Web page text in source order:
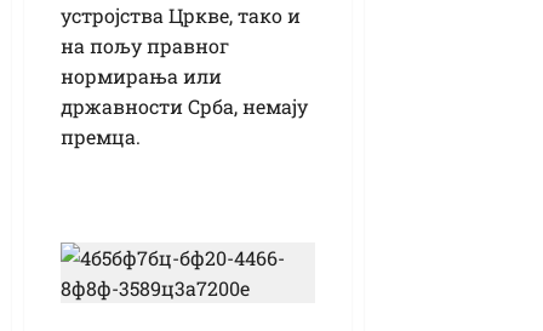
устројства Цркве, тако и
на пољу правног
нормирања или
државности Срба, немају
премца.